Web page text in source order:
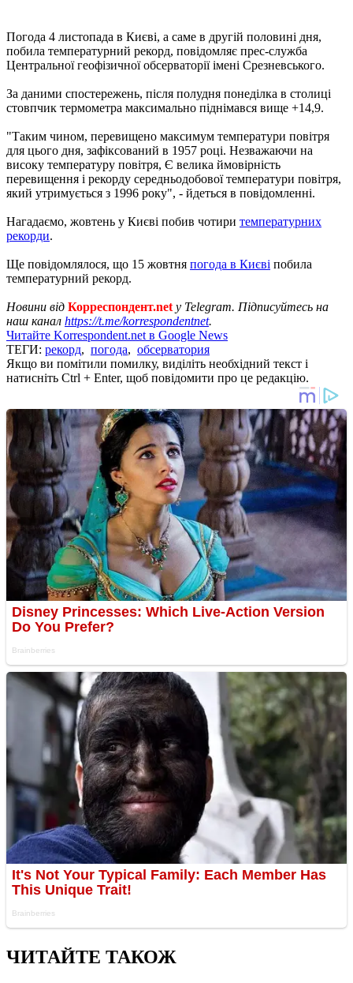
Погода 4 листопада в Києві, а саме в другій половині дня,
побила температурний рекорд, повідомляє прес-служба
Центральної геофізичної обсерваторії імені Срезневського.
За даними спостережень, після полудня понеділка в столиці
стовпчик термометра максимально піднімався вище +14,9.
"Таким чином, перевищено максимум температури повітря
для цього дня, зафіксований в 1957 році. Незважаючи на
високу температуру повітря, Є велика ймовірність
перевищення і рекорду середньодобової температури повітря,
який утримується з 1996 року", - йдеться в повідомленні.
Нагадаємо, жовтень у Києві побив чотири температурних
рекорди.
Ще повідомлялося, що 15 жовтня погода в Києві побила
температурний рекорд.
Новини від Корреспондент.net у Telegram. Підписуйтесь на
наш канал https://t.me/korrespondentnet.
Читайте Korrespondent.net в Google News
ТЕГИ: рекорд, погода, обсерватория
Якщо ви помітили помилку, виділіть необхідний текст і
натисніть Ctrl + Enter, щоб повідомити про це редакцію.
ЧИТАЙТЕ ТАКОЖ